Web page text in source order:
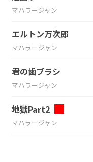
マハラージャン
エルトン万次郎
マハラージャン
君の歯ブラシ
マハラージャン
地獄Part2
マハラージャン